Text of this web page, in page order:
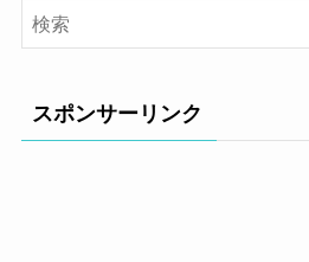
スポンサーリンク